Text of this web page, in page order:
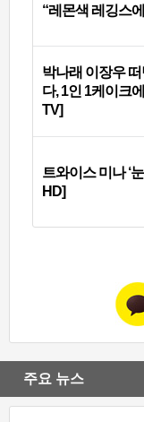
“레몬색 레깅스
박나래 이장우 떠
다, 1인 1케이크
TV]
트와이스 미나 ‘
HD]
주요 뉴스